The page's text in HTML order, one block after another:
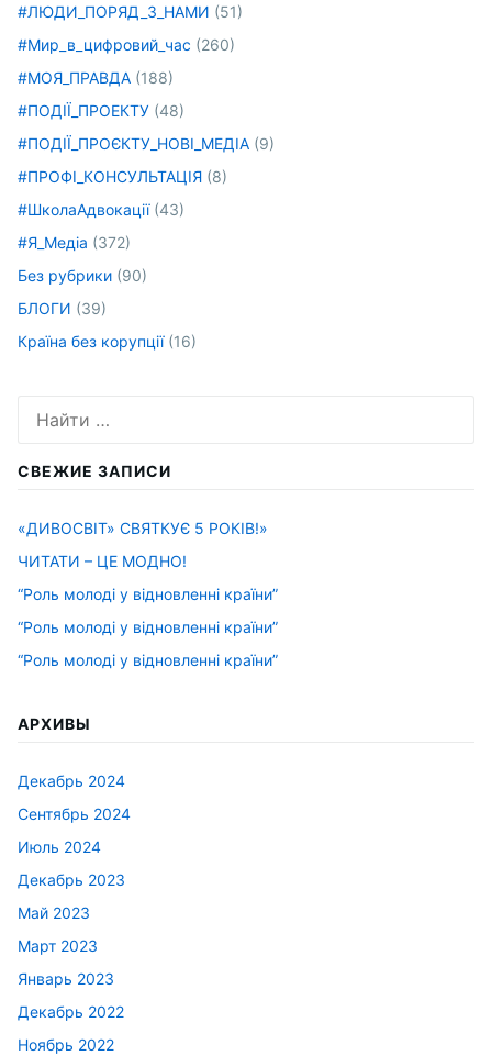
#ЛЮДИ_ПОРЯД_З_НАМИ (51)
#Мир_в_цифровий_час (260)
#МОЯ_ПРАВДА (188)
#ПОДІЇ_ПРОЕКТУ (48)
#ПОДІЇ_ПРОЄКТУ_НОВІ_МЕДІА (9)
#ПРОФІ_КОНСУЛЬТАЦІЯ (8)
#ШколаАдвокації(43)
#Я_Медіа (372)
Без рубрики (90)
БЛОГИ (39)
Країна без корупції(16)
СВЕЖИЕ ЗАПИСИ
«ДИВОСВІТ» СВЯТКУЄ 5 РОКІВ!»
ЧИТАТИ – ЦЕ МОДНО!
“Роль молоді у відновленні країни”
“Роль молоді у відновленні країни”
“Роль молоді у відновленні країни”
АРХИВЫ
Декабрь 2024
Сентябрь 2024
Июль 2024
Декабрь 2023
Май 2023
Март 2023
Январь 2023
Декабрь 2022
Ноябрь 2022